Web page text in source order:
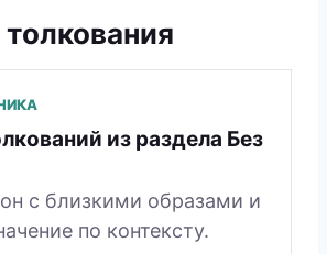
из раздела Без
с близкими образами и
по контексту.